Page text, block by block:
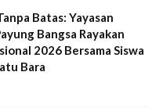
Batas: Yayasan
Bangsa Rayakan
2026 Bersama Siswa
Bara